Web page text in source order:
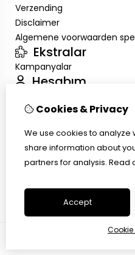
Verzending
Disclaimer
Algemene voorwaarden
Ekstralar
Kampanyalar
Hesabım
Sipariş Geçmişim
Müşteri Servisi
Ürün İadesi
Cookies & Privacy
We use cookies to analyze
share information about
partners for analysis. Read
Accept